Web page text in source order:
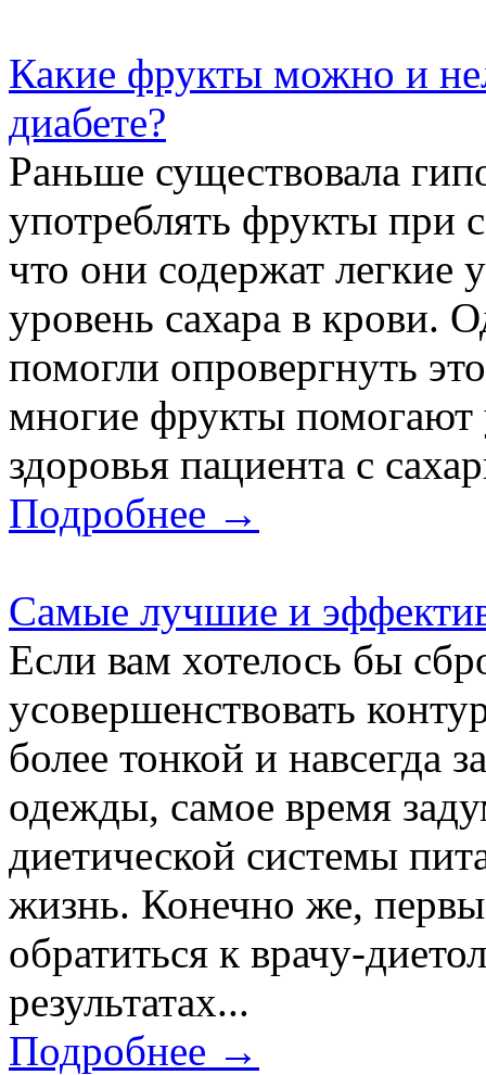
Какие фрукты можно и
диабете?
Раньше существовала
употреблять фрукты при
что они содержат легкие
уровень сахара в крови.
помогли опровергнуть
многие фрукты помогают
здоровья пациента с
Подробнее →
Самые лучшие и
Если вам хотелось бы
усовершенствовать
более тонкой и навсегда
одежды, самое время
диетической системы
жизнь. Конечно же,
обратиться к врачу-
результатах...
Подробнее →